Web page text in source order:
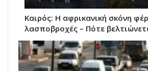
Καιρός: Η αφρικανική σκόνη
λασποβροχές – Πότε